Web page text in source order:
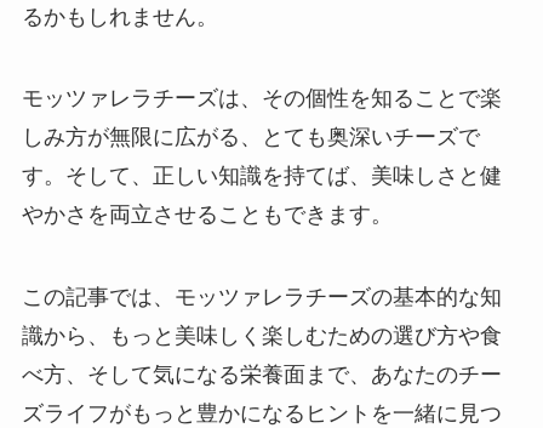
るかもしれません。
モッツァレラチーズは、その個性を知ることで楽
しみ方が無限に広がる、とても奥深いチーズで
す。そして、正しい知識を持てば、美味しさと健
やかさを両立させることもできます。
この記事では、モッツァレラチーズの基本的な知
識から、もっと美味しく楽しむための選び方や食
べ方、そして気になる栄養面まで、あなたのチー
ズライフがもっと豊かになるヒントを一緒に見つ